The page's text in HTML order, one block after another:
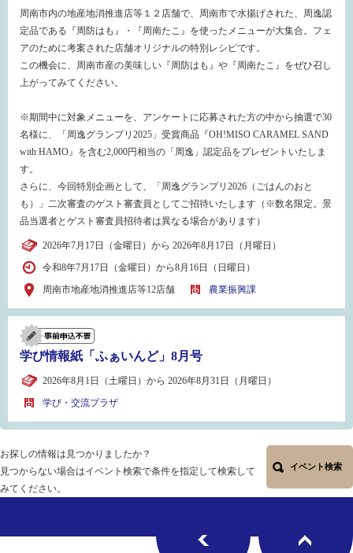
周南市内の地産地消推進店等１２店舗で、周南市で水揚げされた、周逸認
定品である『周防はも』・『周南たこ』を使ったメニューが大集合。フェ
アのために考案された店舗オリジナルの特別レシピです。
この機会に、周南市産の美味しい『周防はも』や『周南たこ』をぜひ召し
上がってみてください。
※期間中に対象メニューを、アンケートに応募された方の中から抽選で30
名様に、「周逸グランプリ2025」受賞商品『OH!MISO CARAMEL SAND
with HAMO』を含む2,000円相当の「周逸」認定品をプレゼントいたしま
す。
さらに、今回特別企画として、「周逸グランプリ2026（ごはんのおと
も）」二次審査のゲスト審査員としてご招待いたします（※数名限定。景
品当選者とゲスト審査員招待者は異なる場合があります）
2026年7月17日（金曜日）から 2026年8月17日（月曜日）
令和8年7月17日（金曜日）から8月16日（日曜日）
周南市地産地消推進店等12店舗 農業振興課
学び情報紙「ふぁいんど」8月号
2026年8月1日（土曜日）から 2026年8月31日（月曜日）
学び・交流プラザ
お探しの情報は見つかりましたか？
見つからない場合はイベント検索で条件を指定して検索して
みてください。
イベント検索